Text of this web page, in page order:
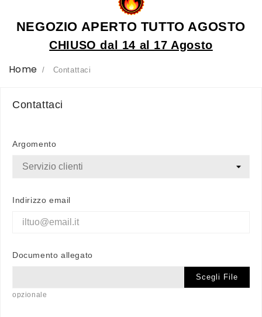
NEGOZIO APERTO TUTTO AGOSTO
CHIUSO dal 14 al 17 Agosto
Home Contattaci
Contattaci
Argomento
Indirizzo email
Documento allegato
Scegli File
opzionale